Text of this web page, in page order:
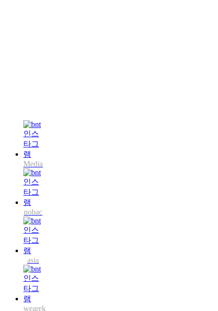
Media
nobac
asia
wearek